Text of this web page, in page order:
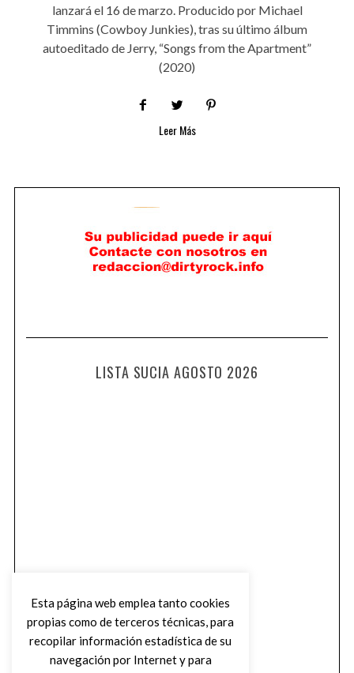
lanzará el 16 de marzo. Producido por Michael
Timmins (Cowboy Junkies), tras su último álbum
autoeditado de Jerry, “Songs from the Apartment”
(2020)
Leer Más
LISTA SUCIA AGOSTO 2026
Esta página web emplea tanto cookies
propias como de terceros técnicas, para
recopilar información estadística de su
navegación por Internet y para